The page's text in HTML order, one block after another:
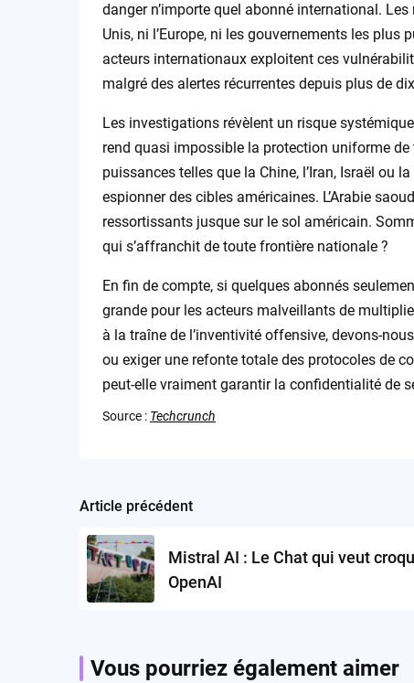
danger n’importe quel abonné international.
Unis, ni l’Europe, ni les gouvernements les
acteurs internationaux exploitent ces
malgré des alertes récurrentes depuis plus de
Les investigations révèlent un risque
rend quasi impossible la protection uniforme
puissances telles que la Chine, l’Iran, Israël ou
espionner des cibles américaines. L’Arabie
ressortissants jusque sur le sol américain.
qui s’affranchit de toute frontière nationale ?
En fin de compte, si quelques abonnés
grande pour les acteurs malveillants de
à la traîne de l’inventivité offensive, devons-
ou exiger une refonte totale des protocoles de
peut-elle vraiment garantir la confidentialité de
Source : Techcrunch
Post
navigation
Article précédent
Mistral AI : Le Chat qui veut
OpenAI
Vous pourriez également aimer